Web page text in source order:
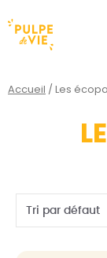
Accueil / Les